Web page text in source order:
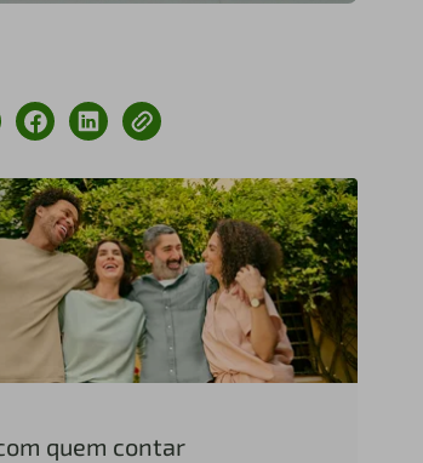
quem contar